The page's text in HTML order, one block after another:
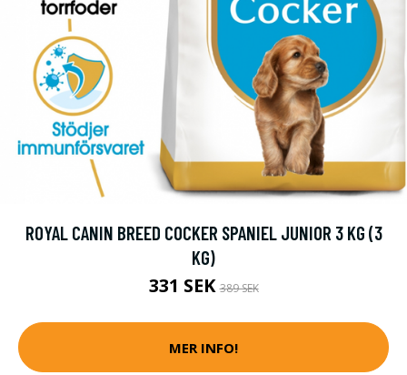
ROYAL CANIN BREED COCKER SPANIEL JUNIOR 3 KG (3
KG)
331 SEK389 SEK
MER INFO!